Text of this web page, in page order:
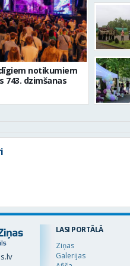
notikumiem
743. dzimšanas
LASI PORTĀLĀ
Ziņas
Galerijas